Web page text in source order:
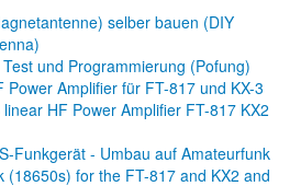
selber bauen (DIY
und Programmierung (Pofung)
Power Amplifier für FT-817 und KX-3
linear HF Power Amplifier FT-817 KX2
Funkgerät - Umbau auf Amateurfunk
(18650s) for the FT-817 and KX2 and